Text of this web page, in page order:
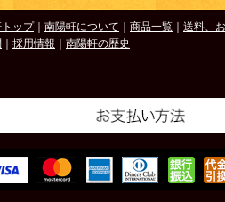
トップ｜ 南陽軒について 商品一覧
送料、
採用情報 南陽軒の歴史